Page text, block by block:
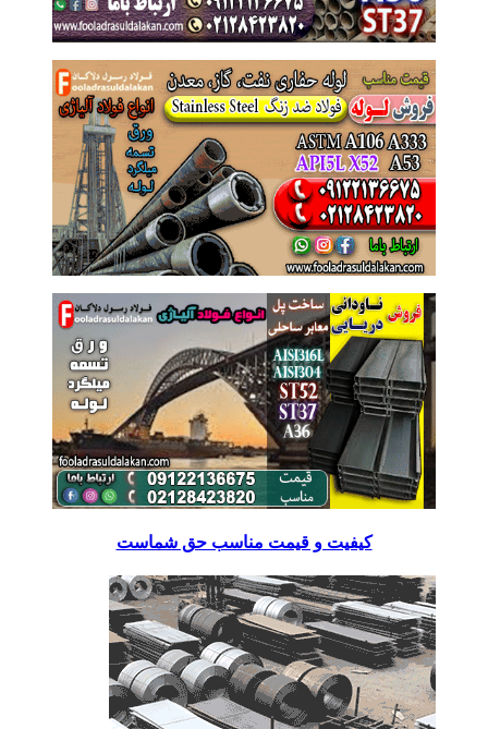
کیفیت و قیمت مناسب حق شماست